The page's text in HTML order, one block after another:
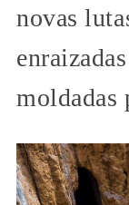
novas
moldadas